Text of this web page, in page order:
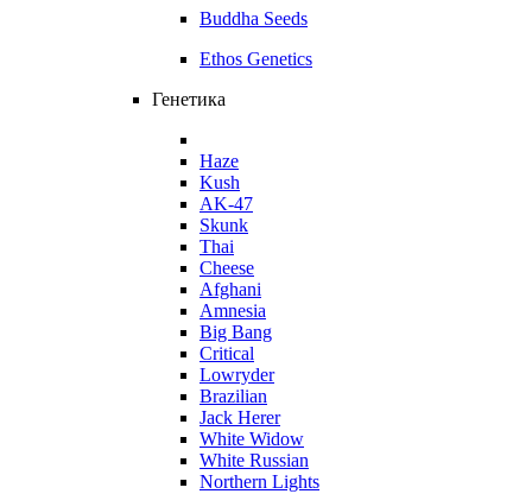
Buddha Seeds
Ethos Genetics
Генетика
Haze
Kush
AK-47
Skunk
Thai
Cheese
Afghani
Amnesia
Big Bang
Critical
Lowryder
Brazilian
Jack Herer
White Widow
White Russian
Northern Lights